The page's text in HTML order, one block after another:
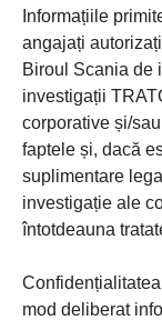
Informațiile
angajați
Biroul Scania de
investigații
corporative și/
faptele și, dacă
suplimentare
investigație ale
întotdeauna
mod deliberat